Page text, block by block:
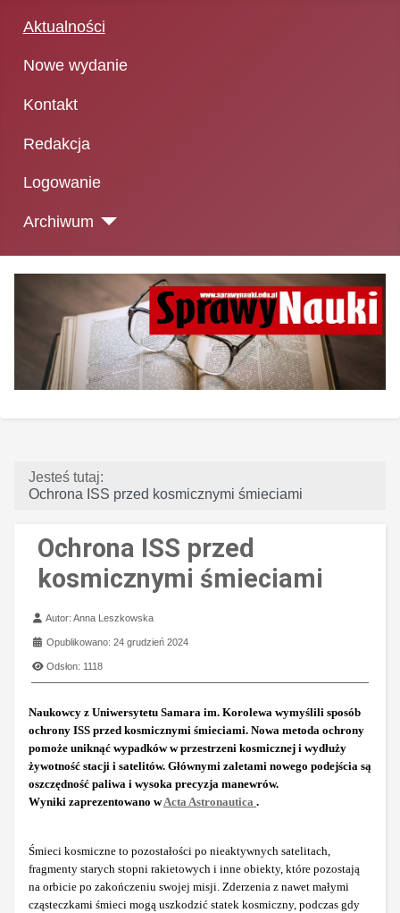
Aktualności
Nowe wydanie
Kontakt
Redakcja
Logowanie
Archiwum
Jesteś tutaj:
Ochrona ISS przed kosmicznymi śmieciami
Ochrona ISS przed
kosmicznymi śmieciami
Szczegóły
Autor:Anna Leszkowska
Opublikowano: 24 grudzień 2024
Odsłon: 1118
Naukowcy z Uniwersytetu Samara im. Korolewa wymyślili sposób
ochrony ISS przed kosmicznymi śmieciami. Nowa metoda ochrony
pomoże uniknąć wypadków w przestrzeni kosmicznej i wydłuży
żywotność stacji i satelitów. Głównymi zaletami nowego podejścia są
oszczędność paliwa i wysoka precyzja manewrów.
Wyniki zaprezentowano wActa Astronautica .
Śmieci kosmiczne to pozostałości po nieaktywnych satelitach,
fragmenty starych stopni rakietowych i inne obiekty, które pozostają
na orbicie po zakończeniu swojej misji. Zderzenia z nawet małymi
cząsteczkami śmieci mogą uszkodzić statek kosmiczny, podczas gdy